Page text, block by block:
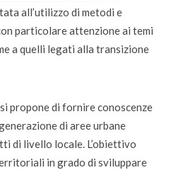
all’utilizzo di metodi e
particolare attenzione ai temi
a quelli legati alla transizione
propone di fornire conoscenze
di aree urbane
di livello locale. L’obiettivo
in grado di sviluppare
del futuro tra presenza e online:
dodici corsi “blended”